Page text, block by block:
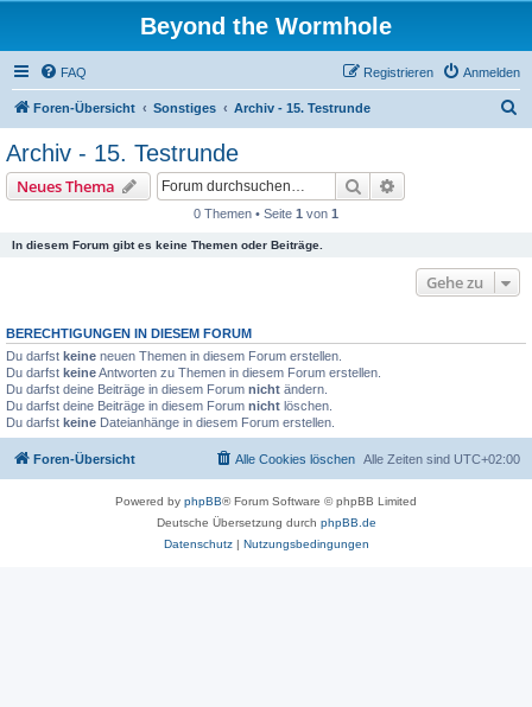
Beyond the Wormhole
FAQ Anmelden
Registrieren
Foren-Übersicht Sonstiges Archiv - 15. Testrunde
Archiv - 15. Testrunde
Neues Thema Suche
0 Themen • Seite 1 von 1
In diesem Forum gibt es keine Themen oder Beiträge.
Gehe zu
BERECHTIGUNGEN IN DIESEM FORUM
Du darfst keine neuen Themen in diesem Forum erstellen.
Du darfst keineAntworten zu Themen in diesem Forum erstellen.
Du darfst deine Beiträge in diesem Forum nicht ändern.
Du darfst deine Beiträge in diesem Forum nicht löschen.
Du darfst keine Dateianhänge in diesem Forum erstellen.
Foren-Übersicht Alle Zeiten sind UTC+02:00
Alle Cookies löschen
Powered by phpBB® Forum Software © phpBB Limited
Deutsche Übersetzung durch phpBB.de
Datenschutz| Nutzungsbedingungen